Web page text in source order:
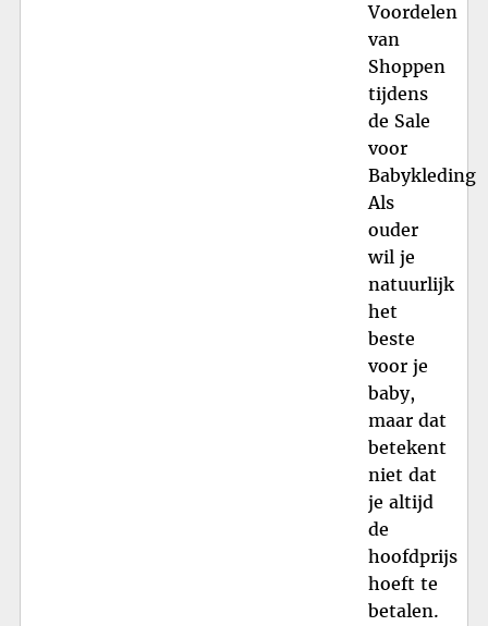
Voordelen
van
Shoppen
tijdens
de Sale
voor
Babykleding
Als
ouder
wil je
natuurlijk
het
beste
voor je
baby,
maar dat
betekent
niet dat
je altijd
de
hoofdprijs
hoeft te
betalen.